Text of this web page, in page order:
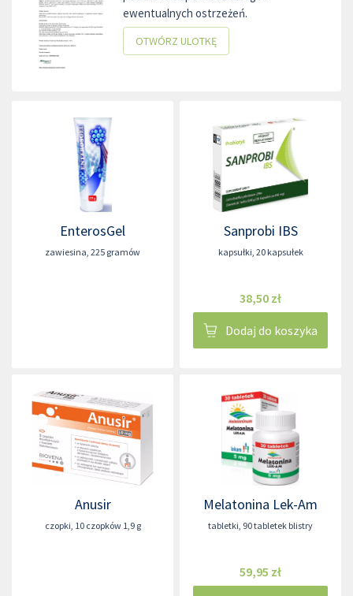
ewentualnych ostrzeżeń.
OTWÓRZ ULOTKĘ
EnterosGel
zawiesina 225 gramów
Sanprobi IBS
kapsułki 20 kapsułek
38,50 zł
Dodaj do koszyka
Anusir
czopki 10 czopków 1,9 g
Melatonina Lek-Am
tabletki 90 tabletek blistry
59,95 zł